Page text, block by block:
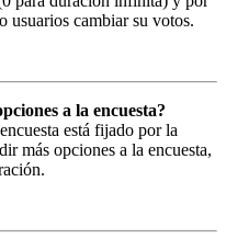
usuarios cambiar su votos.
a la encuesta?
está fijado por la
más opciones a la encuesta,